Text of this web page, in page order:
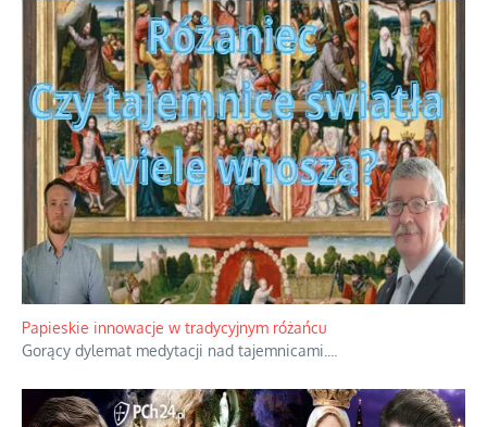
Papieskie innowacje w tradycyjnym różańcu
Gorący dylemat medytacji nad tajemnicami.